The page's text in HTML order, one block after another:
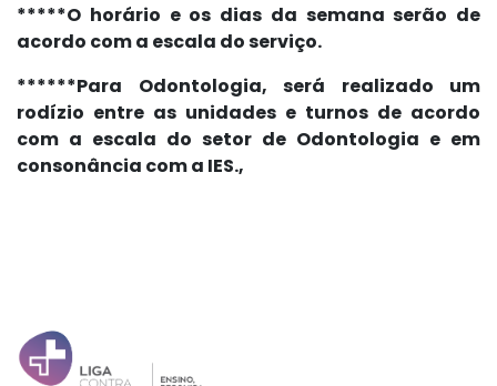
*****O horário e os dias da semana serão de
acordo com a escala do serviço.
******Para Odontologia, será realizado um
rodízio entre as unidades e turnos de acordo
com a escala do setor de Odontologia e em
consonância com a IES.,